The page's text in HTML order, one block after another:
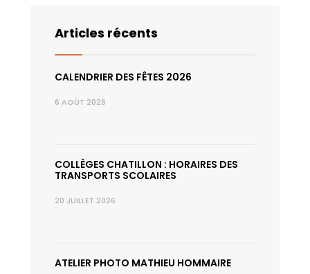
Articles récents
CALENDRIER DES FÊTES 2026
6 AOÛT 2026
COLLÈGES CHATILLON : HORAIRES DES
TRANSPORTS SCOLAIRES
20 JUILLET 2026
ATELIER PHOTO MATHIEU HOMMAIRE